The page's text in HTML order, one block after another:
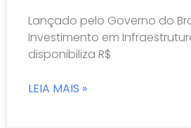
Lançado pelo Governo do
Investimento em
disponibiliza R$
LEIA MAIS »